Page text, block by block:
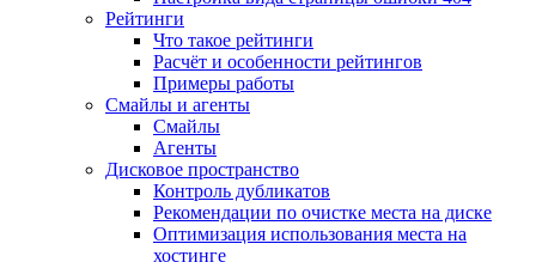
Рейтинги
Что такое рейтинги
Расчёт и особенности рейтингов
Примеры работы
Смайлы и агенты
Смайлы
Агенты
Дисковое пространство
Контроль дубликатов
Рекомендации по очистке места на диске
Оптимизация использования места на
хостинге